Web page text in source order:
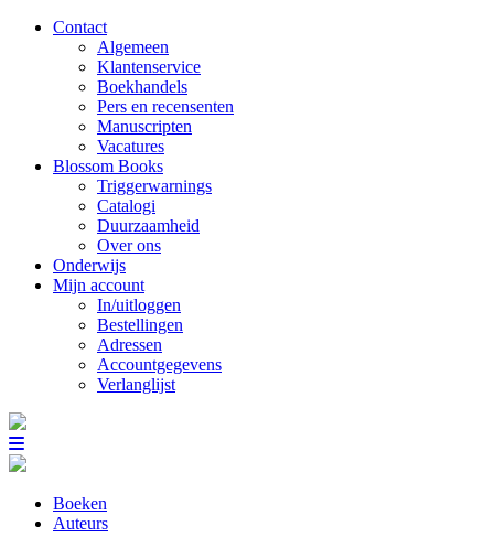
Contact
Algemeen
Klantenservice
Boekhandels
Pers en recensenten
Manuscripten
Vacatures
Blossom Books
Triggerwarnings
Catalogi
Duurzaamheid
Over ons
Onderwijs
Mijn account
In/uitloggen
Bestellingen
Adressen
Accountgegevens
Verlanglijst
Boeken
Auteurs